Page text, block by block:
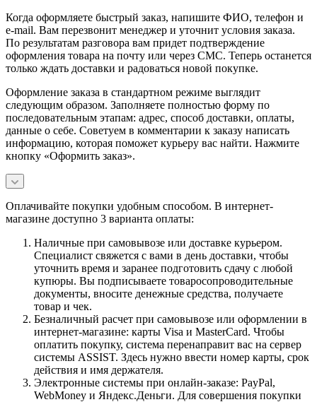
Когда оформляете быстрый заказ, напишите ФИО, телефон и
e-mail. Вам перезвонит менеджер и уточнит условия заказа.
По результатам разговора вам придет подтверждение
оформления товара на почту или через СМС. Теперь останется
только ждать доставки и радоваться новой покупке.
Оформление заказа в стандартном режиме выглядит
следующим образом. Заполняете полностью форму по
последовательным этапам: адрес, способ доставки, оплаты,
данные о себе. Советуем в комментарии к заказу написать
информацию, которая поможет курьеру вас найти. Нажмите
кнопку «Оформить заказ».
Оплачивайте покупки удобным способом. В интернет-
магазине доступно 3 варианта оплаты:
Наличные при самовывозе или доставке курьером.
Специалист свяжется с вами в день доставки, чтобы
уточнить время и заранее подготовить сдачу с любой
купюры. Вы подписываете товаросопроводительные
документы, вносите денежные средства, получаете
товар и чек.
Безналичный расчет при самовывозе или оформлении в
интернет-магазине: карты Visa и MasterCard. Чтобы
оплатить покупку, система перенаправит вас на сервер
системы ASSIST. Здесь нужно ввести номер карты, срок
действия и имя держателя.
Электронные системы при онлайн-заказе: PayPal,
WebMoney и Яндекс.Деньги. Для совершения покупки